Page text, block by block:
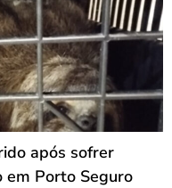
após sofrer
Porto Seguro